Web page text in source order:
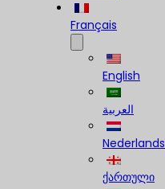
Français
English
العربية
Nederlands
ქართული